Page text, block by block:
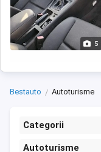
5
Bestauto Autoturisme
Categorii
Autoturisme